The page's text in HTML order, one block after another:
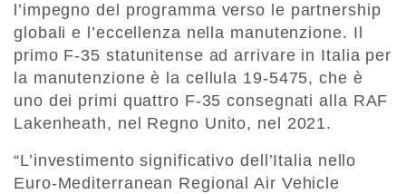
l’impegno del programma verso le partnership
globali e l’eccellenza nella manutenzione. Il
primo F-35 statunitense ad arrivare in Italia per
la manutenzione è la cellula 19-5475, che è
uno dei primi quattro F-35 consegnati alla RAF
Lakenheath, nel Regno Unito, nel 2021.
“L’investimento significativo dell’Italia nello
Euro-Mediterranean Regional Air Vehicle